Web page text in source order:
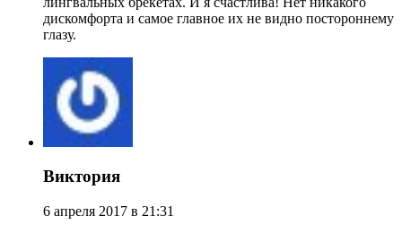
дискомфорта и самое главное их не видно постороннему
глазу.
Виктория
6 апреля 2017 в 21:31